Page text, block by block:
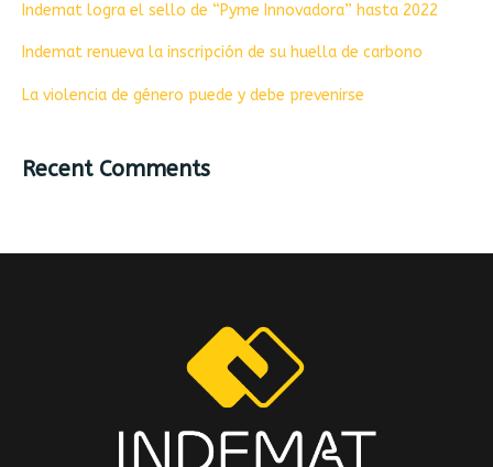
Indemat logra el sello de “Pyme Innovadora” hasta 2022
Indemat renueva la inscripción de su huella de carbono
La violencia de género puede y debe prevenirse
Recent Comments